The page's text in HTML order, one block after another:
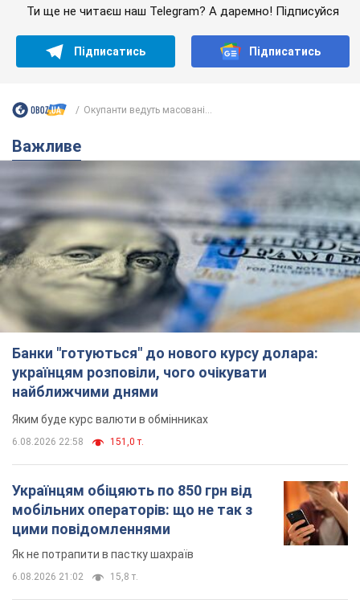
Ти ще не читаєш наш Telegram? А даремно! Підписуйся
Підписатись Підписатись
Окупанти ведуть масовані...
Важливе
Банки "готуються" до нового курсу долара:
українцям розповіли, чого очікувати
найближчими днями
Яким буде курс валюти в обмінниках
6.08.2026 22:58 151,0 т.
Українцям обіцяють по 850 грн від
мобільних операторів: що не так з
цими повідомленнями
Як не потрапити в пастку шахраїв
6.08.2026 21:02 15,8 т.